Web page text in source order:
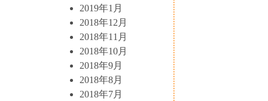
2019年1月
2018年12月
2018年11月
2018年10月
2018年9月
2018年8月
2018年7月